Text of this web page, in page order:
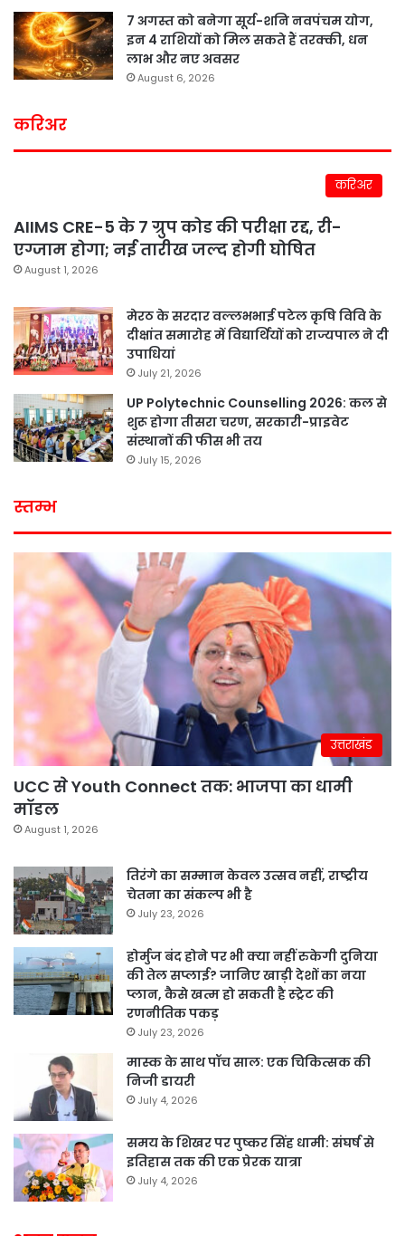
7 अगस्त को बनेगा सूर्य-शनि नवपंचम योग,
इन 4 राशियों को मिल सकते हैं तरक्की, धन
लाभ और नए अवसर
August 6, 2026
करिअर
करिअर
AIIMS CRE-5 के 7 ग्रुप कोड की परीक्षा रद्द, री-
एग्जाम होगा; नई तारीख जल्द होगी घोषित
August 1, 2026
मेरठ के सरदार वल्लभभाई पटेल कृषि विवि के
दीक्षांत समारोह में विद्यार्थियों को राज्यपाल ने दी
उपाधियां
July 21, 2026
UP Polytechnic Counselling 2026: कल से
शुरू होगा तीसरा चरण, सरकारी-प्राइवेट
संस्थानों की फीस भी तय
July 15, 2026
स्तम्भ
उत्तराखंड
UCC से Youth Connect तक: भाजपा का धामी
मॉडल
August 1, 2026
तिरंगे का सम्मान केवल उत्सव नहीं, राष्ट्रीय
चेतना का संकल्प भी है
July 23, 2026
होर्मुज बंद होने पर भी क्या नहीं रुकेगी दुनिया
की तेल सप्लाई? जानिए खाड़ी देशों का नया
प्लान, कैसे खत्म हो सकती है स्ट्रेट की
रणनीतिक पकड़
July 23, 2026
मास्क के साथ पॉच साल: एक चिकित्सक की
निजी डायरी
July 4, 2026
समय के शिखर पर पुष्कर सिंह धामी: संघर्ष से
इतिहास तक की एक प्रेरक यात्रा
July 4, 2026